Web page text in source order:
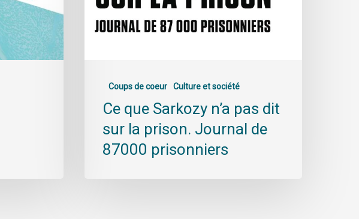
Coups de coeur Culture et société
Ce que Sarkozy n’a pas dit
sur la prison. Journal de
87000 prisonniers